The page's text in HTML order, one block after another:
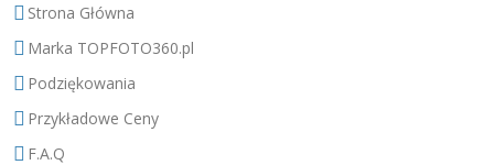
Strona Główna
Marka TOPFOTO360.pl
Podziękowania
Przykładowe Ceny
F.A.Q